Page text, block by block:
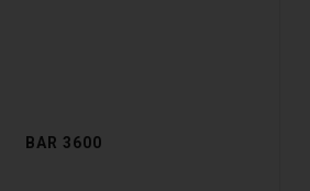
BAR 3600